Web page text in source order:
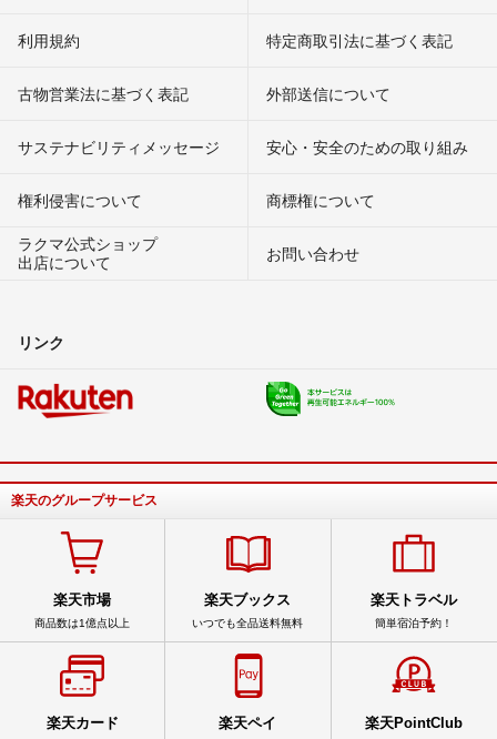
利用規約 特定商取引法に基づく表記
古物営業法に基づく表記 外部送信について
サステナビリティメッセージ 安心・安全のための取り組み
権利侵害について
商標権について
ラクマ公式ショップ
出店について
お問い合わせ
リンク
楽天のグループサービス
楽天市場
商品数は1億点以上
楽天ブックス
いつでも全品送料無料
楽天トラベル
簡単宿泊予約！
楽天カード 楽天ペイ 楽天PointClub